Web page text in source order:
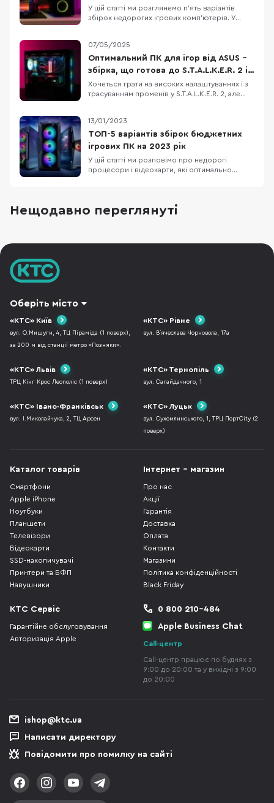
У цій статті ми розглянемо п’ять варіантів
збірок недорогих ігрових комп’ютерів. У
та AMD випустили нові лінійки відеокарт, але
вони ще малодоступні й коштують занадто
дорого. Тому в кожному ПК ми підбираємо
оптимальни
07/05/2025
Оптимальний ПК для ігор від ASUS –
збірка, що готова до S.T.A.L.K.E.R. 2 і
не тільки
Хочеться грати на високих налаштуваннях і з
трасуванням променів у S.T.A.L.K.E.R. 2, але
який дозволить не лише пограти з
комфортом, але й стрімити ігри на популярні
платформи. Корпус ASUS A23 Plus, блок
живлення
13/01/2023
ТОП-5 варіантів збірок бюджетних
ігрових ПК на 2023 рік
У цій статті ми розповімо про недорогі
процесори і відеокарти, які оптимально
пам'ять і блоки живлення. Отож, п'ять
конфігурацій ПК від мінімальної для
Нещодавно переглянуті
Оберіть місто
«КТС» Київ
вул. О.Мишуги, 4, ТЦ Піраміда (1 поверх),
за 200 м від станції метро «Позняки».
«КТС» Рівне
вул. В`ячеслава Чорновола, 17а
«КТС» Львів
ТРЦ Кінг Крос Леополіс (1 поверх)
«КТС» Тернопіль
вул. Сагайдачного, 1
«КТС» Івано-Франківськ
вул. І.Миколайчука, 2, ТЦ Арсен
«КТС» Луцьк
вул. Сухомлинського, 1, ТРЦ ПортCity (2
поверх)
Каталог товарів
Смартфони
Apple iPhone
Ноутбуки
Планшети
Телевізори
Відеокарти
SSD-накопичувачі
Принтери та БФП
Навушники
Інтернет - магазин
Про нас
Акції
Гарантія
Доставка
Оплата
Контакти
Магазини
Політика конфіденційності
Black Friday
КТС Сервіс
Гарантійне обслуговування
Авторизація Apple
0 800 210-484
Apple Business Chat
Call-центр
Call-центр працює по буднях з
9:00 до 20:00 та у вихідні з 9:00
до 20:00
ishop@ktc.ua
Написати директору
Повідомити про помилку на сайті